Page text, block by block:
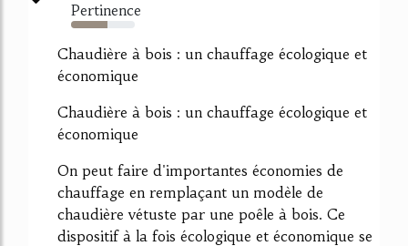
Pertinence
57%
Chaudière à bois : un chauffage écologique et
économique
Chaudière à bois : un chauffage écologique et
économique
On peut faire d'importantes économies de
chauffage en remplaçant un modèle de
chaudière vétuste par une poêle à bois. Ce
dispositif à la fois écologique et économique se